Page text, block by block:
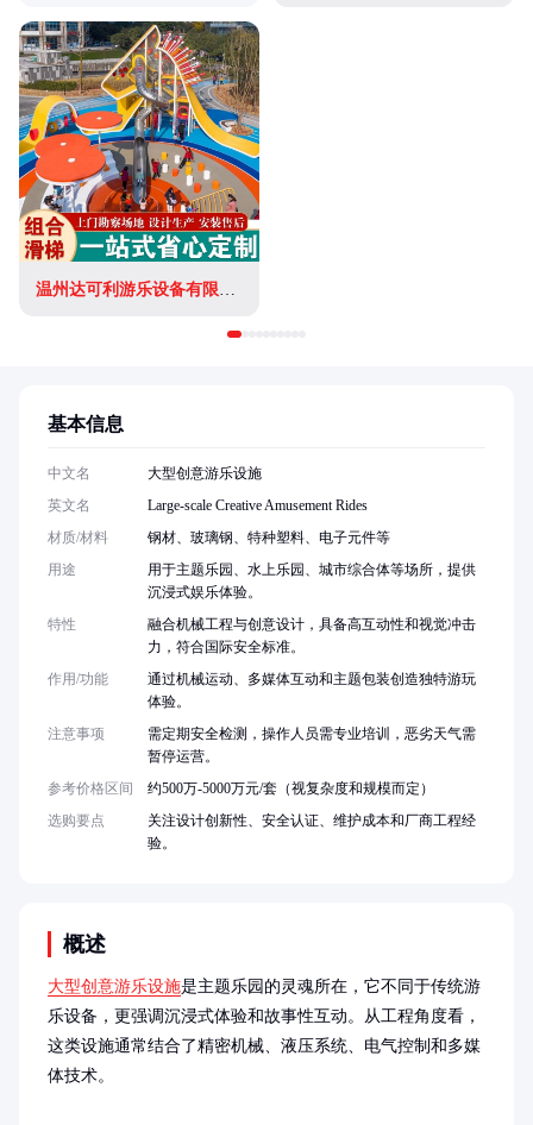
温州达可利游乐设备有限公司
概述
大型创意游乐设施是主题乐园的灵魂所在，它不同于传统游
乐设备，更强调沉浸式体验和故事性互动。从工程角度看，
这类设施通常结合了精密机械、液压系统、电气控制和多媒
体技术。
基本信息
中文名
大型创意游乐设施
英文名
Large-scale Creative Amusement Rides
材质/材料
钢材、玻璃钢、特种塑料、电子元件等
用途
用于主题乐园、水上乐园、城市综合体等场所，提供
沉浸式娱乐体验。
特性
融合机械工程与创意设计，具备高互动性和视觉冲击
力，符合国际安全标准。
作用/功能
通过机械运动、多媒体互动和主题包装创造独特游玩
体验。
注意事项
需定期安全检测，操作人员需专业培训，恶劣天气需
暂停运营。
参考价格区间
约500万-5000万元/套（视复杂度和规模而定）
选购要点
关注设计创新性、安全认证、维护成本和厂商工程经
验。